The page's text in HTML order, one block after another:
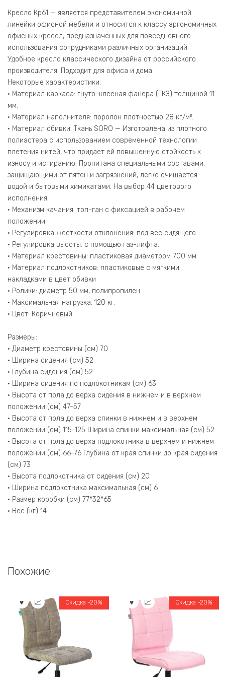
Кресло Кр61 — является представителем экономичной
линейки офисной мебели и относится к классу эргономичных
офисных кресел, предназначенных для повседневного
использования сотрудниками различных организаций.
Удобное кресло классического дизайна от российского
производителя. Подходит для офиса и дома.
Некоторые характеристики:
• Материал каркаса: гнуто-клеёная фанера (ГКЗ) толщиной 11
мм.
• Материал наполнителя: поролон плотностью 28 кг/м³.
• Материал обивки: Ткань SORO — Изготовлена из плотного
полиэстера с использованием современной технологии
плетения нитей, что придает ей повышенную стойкость к
износу и истиранию. Пропитана специальными составами,
защищающими от пятен и загрязнений, легко очищается
водой и бытовыми химикатами. На выбор 44 цветового
исполнения.
• Механизм качания: топ-ган с фиксацией в рабочем
положении
• Регулировка жёсткости отклонения: под вес сидящего.
• Регулировка высоты: с помощью газ-лифта.
• Материал крестовины: пластиковая диаметром 700 мм
• Материал подлокотников: пластиковые с мягкими
накладками в цвет обивки
• Ролики: диаметр 50 мм, полипропилен
• Максимальная нагрузка: 120 кг.
• Цвет: Коричневый
Размеры:
• Диаметр крестовины (см) 70
• Ширина сидения (см) 52
• Глубина сидения (см) 52
• Ширина сидения по подлокотникам (см) 63
• Высота от пола до верха сидения в нижнем и в верхнем
положении (см) 47-57
• Высота от пола до верха спинки в нижнем и в верхнем
положении (см) 115-125 Ширина спинки максимальная (см) 52
• Высота от пола до верха подлокотника в верхнем и нижнем
положении (см) 66-76 Глубина от края спинки до края сидения
(см) 73
• Высота подлокотника от сидения (см) 20
• Ширина подлокотника максимальная (см) 6
• Размер коробки (см) 77*32*65
• Вес (кг) 14
Похожие
Скидка -20% Скидка -20%